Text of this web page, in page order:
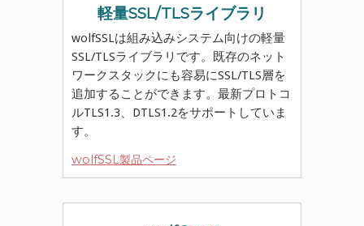
軽量SSL/TLSライブラリ
wolfSSLは組み込みシステム向けの軽量
SSL/TLSライブラリです。既存のネット
ワークスタックにも容易にSSL/TLS層を
追加することができます。最新プロトコ
ルTLS1.3、DTLS1.2をサポートしていま
す。
wolfSSL製品ページ